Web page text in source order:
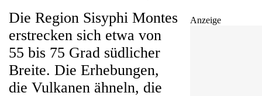
Anzeige
Die Region Sisyphi Montes
erstrecken sich etwa von
55 bis 75 Grad südlicher
Breite. Die Erhebungen,
die Vulkanen ähneln, die